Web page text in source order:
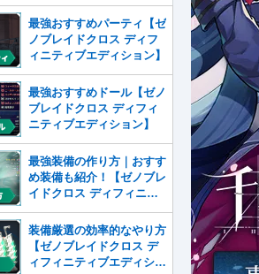
最強おすすめパーティ【ゼ
ノブレイドクロス ディフ
ィニティブエディション】
最強おすすめドール【ゼノ
ブレイドクロス ディフィ
ニティブエディション】
最強装備の作り方｜おすす
め装備も紹介！【ゼノブレ
イドクロス ディフィニテ
ィブエディション】
装備厳選の効率的なやり方
【ゼノブレイドクロス デ
ィフィニティブエディショ